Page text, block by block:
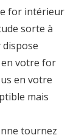
for intérieur
sorte à
dispose
votre for
en votre
mais
tournez